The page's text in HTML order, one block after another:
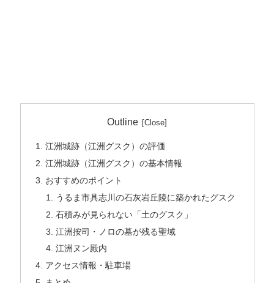
Outline
江洲城跡（江洲グスク）の評価
江洲城跡（江洲グスク）の基本情報
おすすめのポイント
うるま市具志川の石灰岩丘陵に築かれたグスク
石積みが見られない「土のグスク」
江洲按司・ノロの墓が残る聖域
江洲ヌン殿内
アクセス情報・駐車場